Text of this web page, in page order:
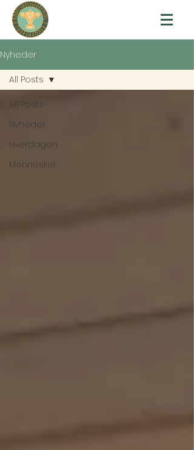
Nyheder
All Posts
Nyheder
Hverdagen
Mennesker
All Posts